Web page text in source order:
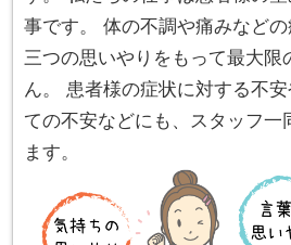
事です。 体の不調や痛みなどの
三つの思いやりをもって最大限
ん。 患者様の症状に対する不
ての不安などにも、スタッフ一
ます。